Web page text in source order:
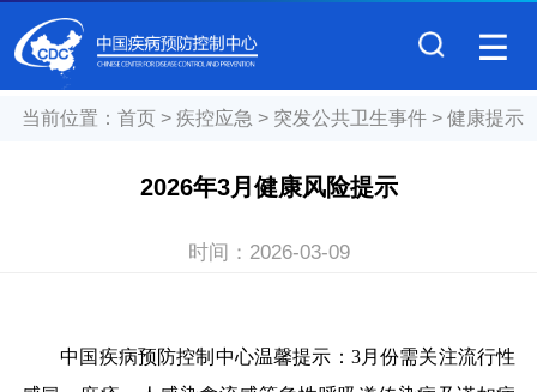
当前位置： 首页> 疾控应急 > 突发公共卫生事件> 健康提示
2026年3月健康风险提示
时间： 2026-03-09
中国疾病预防控制中心温馨提示：3月份需关注流行性